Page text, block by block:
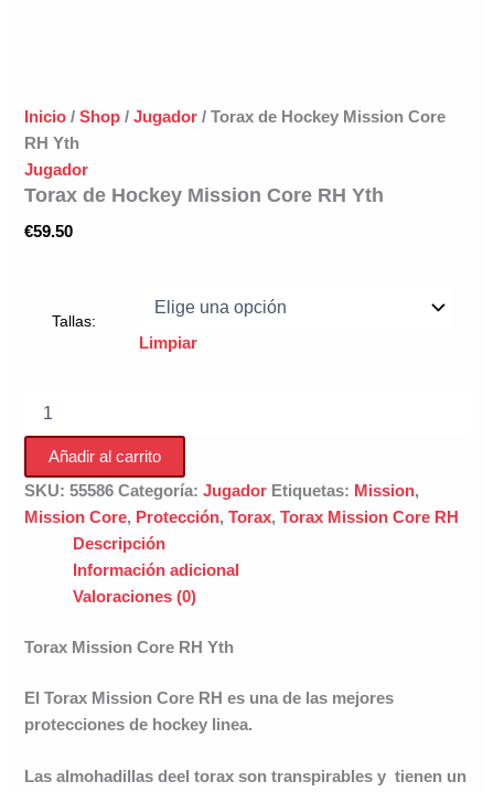
Inicio /Shop /Jugador / Torax de Hockey Mission Core
RH Yth
Jugador
Torax de Hockey Mission Core RH Yth
€59.50
Tallas:
Limpiar
Torax
Hockey
Mission
Core
RH
Añadir al carrito
SKU:55586 Categoría:Jugador Etiquetas: Mission,
Mission Core, Protección,Torax,Torax Mission Core RH
Descripción
Información adicional
Valoraciones (0)
Torax Mission Core RH Yth
El Torax Mission Core RH es una de las mejores
protecciones de hockey linea.
Las almohadillas deel torax son transpirables y tienen un